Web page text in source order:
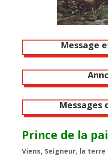
Message
Messages
Prince de la
Viens, Seigneur, la